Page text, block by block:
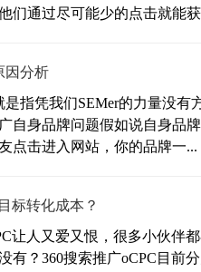
们通过尽可能少的点击就能
因分析
指凭我们SEMer的力量没
自身品牌问题假如说自身品
点击进入网站，你的品牌一...
标转化成本？
让人又爱又恨，很多小伙伴
有？360搜索推广oCPC目前